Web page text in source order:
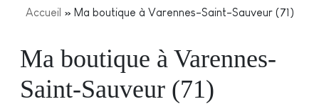
Accueil » Ma boutique à Varennes-Saint-Sauveur (71)
Ma boutique à Varennes-
Saint-Sauveur (71)